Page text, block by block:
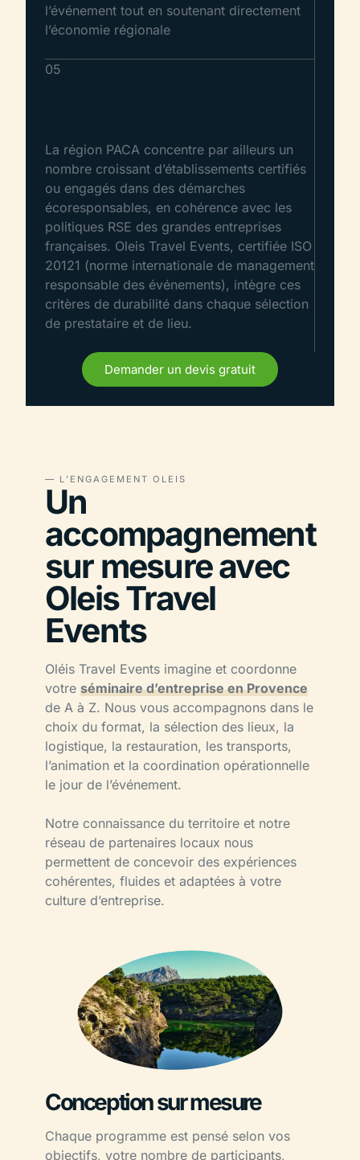
l’événement tout en soutenant directement
l’économie régionale
05
La région PACA concentre par ailleurs un
nombre croissant d’établissements certifiés
ou engagés dans des démarches
écoresponsables, en cohérence avec les
politiques RSE des grandes entreprises
françaises. Oleis Travel Events, certifiée ISO
20121 (norme internationale de management
responsable des événements), intègre ces
critères de durabilité dans chaque sélection
de prestataire et de lieu.
Demander un devis gratuit
— L’ENGAGEMENT OLEIS
Un
accompagnement
sur mesure avec
Oleis Travel
Events
Oléis Travel Events imagine et coordonne
votre séminaire d’entreprise en Provence
de A à Z. Nous vous accompagnons dans le
choix du format, la sélection des lieux, la
logistique, la restauration, les transports,
l’animation et la coordination opérationnelle
le jour de l’événement.
Notre connaissance du territoire et notre
réseau de partenaires locaux nous
permettent de concevoir des expériences
cohérentes, fluides et adaptées à votre
culture d’entreprise.
Conception sur mesure
Chaque programme est pensé selon vos
objectifs, votre nombre de participants,